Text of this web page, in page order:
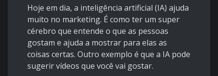
Hoje em dia, a inteligência artificial (IA) ajuda
muito no marketing. É como ter um super
cérebro que entende o que as pessoas
gostam e ajuda a mostrar para elas as
coisas certas. Outro exemplo é que a IA pode
sugerir vídeos que você vai gostar.